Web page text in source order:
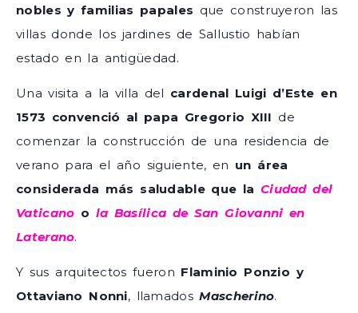
nobles y familias papales que construyeron las
villas donde los jardines de Sallustio habían
estado en la antigüedad.
Una visita a la villa del cardenal Luigi d’Este en
1573 convenció al papa Gregorio XIII de
comenzar la construcción de una residencia de
verano para el año siguiente, en un área
considerada más saludable que la Ciudad del
Vaticano o la Basílica de San Giovanni en
Laterano.
Y sus arquitectos fueron Flaminio Ponzio y
Ottaviano Nonni, llamadosMascherino.